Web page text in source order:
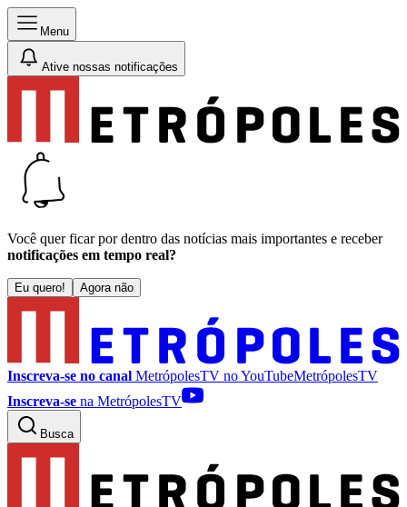
Menu
Ative nossas notificações
Você quer ficar por dentro das notícias mais importantes e receber
notificações em tempo real?
Eu quero! Agora não
Inscreva-se no canal MetrópolesTV noYouTubeMetrópolesTV
Inscreva-se na MetrópolesTV
Busca